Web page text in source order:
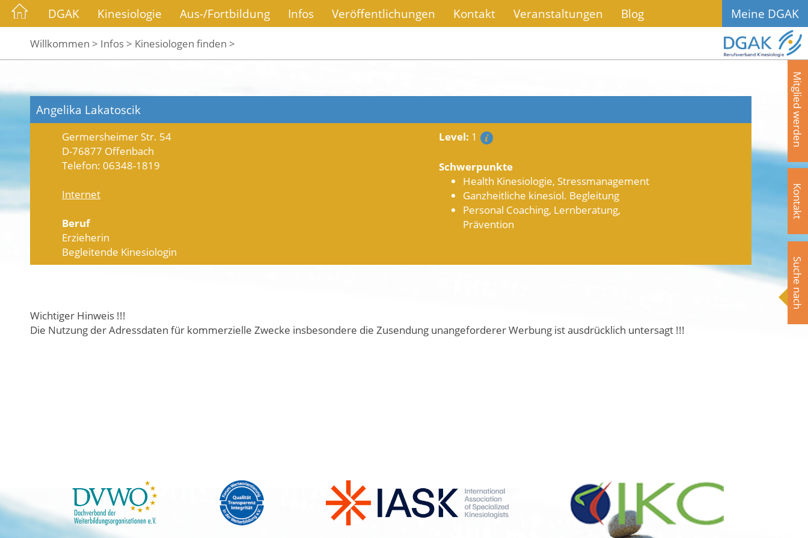
DGAK Kinesiologie Aus-/Fortbildung Infos Veröffentlichungen Kontakt Veranstaltungen Blog Meine DGAK
Willkommen > Infos > Kinesiologen finden >
Mitglied werden
Kontakt
Suche nach
Angelika Lakatoscik
Germersheimer Str. 54
D-76877 Offenbach
Telefon: 06348-1819
Internet
Beruf
Erzieherin
Begleitende Kinesiologin
Level: 1
Schwerpunkte
Health Kinesiologie, Stressmanagement
Ganzheitliche kinesiol. Begleitung
Personal Coaching, Lernberatung,
Prävention
Wichtiger Hinweis !!!
Die Nutzung der Adressdaten für kommerzielle Zwecke insbesondere die Zusendung unangeforderer Werbung ist ausdrücklich untersagt !!!